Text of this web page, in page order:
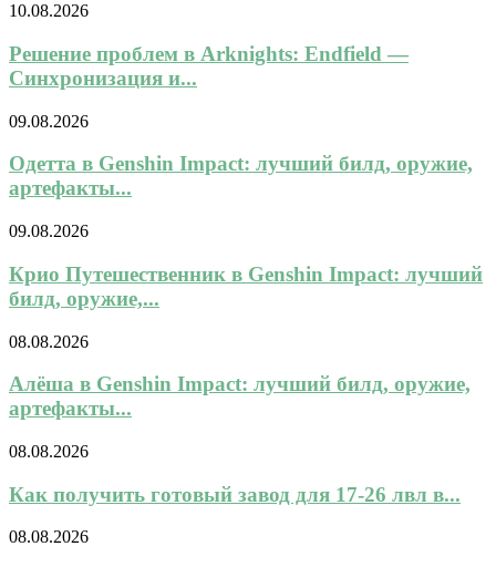
10.08.2026
Решение проблем в Arknights: Endfield —
Синхронизация и...
09.08.2026
Одетта в Genshin Impact: лучший билд, оружие,
артефакты...
09.08.2026
Крио Путешественник в Genshin Impact: лучший
билд, оружие,...
08.08.2026
Алёша в Genshin Impact: лучший билд, оружие,
артефакты...
08.08.2026
Как получить готовый завод для 17-26 лвл в...
08.08.2026